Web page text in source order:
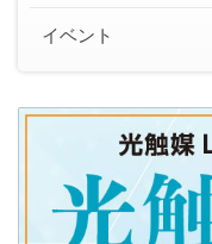
イベント